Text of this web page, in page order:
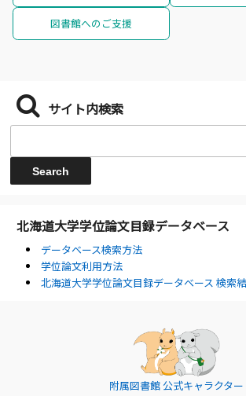
図書館へのご支援
サイト内検索
北海道大学学位論文目録データベース
データベース検索方法
学位論文利用方法
北海道大学学位論文目録データベース 検索
附属図書館 公式キャラクター